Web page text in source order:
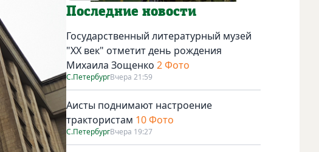
Социальная реклама
Последние новости
Государственный литературный музей
"ХХ век" отметит день рождения
Михаила Зощенко 2 Фото
С.ПетербургВчера 21:59
Аисты поднимают настроение
трактористам 10 Фото
С.ПетербургВчера 19:27